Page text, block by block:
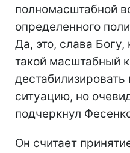
полномасштабной
определенного
Да, это, слава Богу,
такой масштабный
ситуацию, но
подчеркнул
Он считает